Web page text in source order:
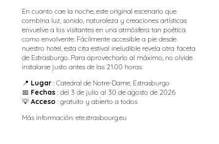
En cuanto cae la noche, este original escenario que
combina luz, sonido, naturaleza y creaciones artísticas
envuelve a los visitantes en una atmósfera tan poética
como envolvente. Fácilmente accesible a pie desde
nuestro hotel, esta cita estival ineludible revela otra faceta
de Estrasburgo. Para aprovecharlo al máximo, no olvide
instalarse justo antes de las 21.00 horas.
📍 Lugar: Catedral de Notre-Dame, Estrasburgo
📅 Fechas: del 3 de julio al 30 de agosto de 2026
💡 Acceso: gratuito y abierto a todos
Más información: ete.strasbourg.eu